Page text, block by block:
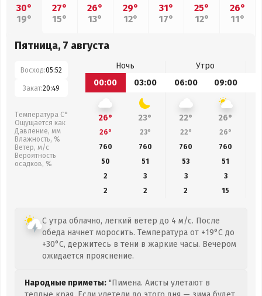
30°
19°
27°
15°
26°
13°
29°
12°
31°
17°
25°
12°
26°
11°
Пятница, 7 августа
Восход:05:52
Закат:20:49
Температура С°
Ощущается как
Давление, мм
Влажность, %
Ветер, м/с
Вероятность
осадков, %
Ночь
Утро
00:00
03:00 06:00 09:00
26° 23° 22° 26°
26° 23° 22° 26°
760
760 760 760
50
51 53 51
2
3 3
3
2
2 2 15
С утра облачно, легкий ветер до 4 м/с. После
обеда начнет моросить. Температура от +19°C до
+30°C, держитесь в тени в жаркие часы. Вечером
ожидается прояснение.
Народные приметы: "Пимена. Аисты улетают в